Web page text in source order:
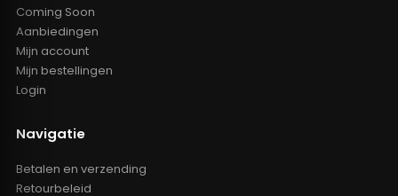
Coming Soon
Aanbiedingen
Mijn account
Mijn bestellingen
Login
Navigatie
Betalen en verzending
Retourbeleid